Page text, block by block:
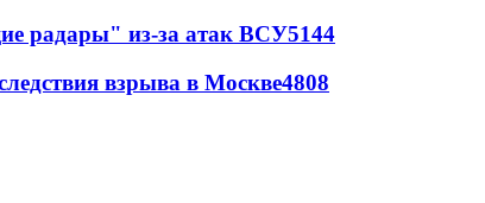
радары" из-за атак ВСУ5144
взрыва в Москве4808